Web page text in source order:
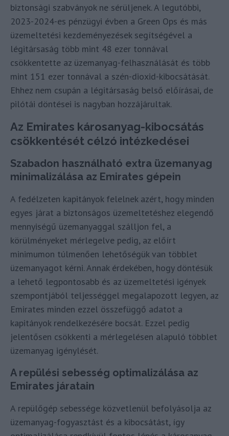
biztonsági szabványok ne sérüljenek. A legutóbbi,
2023-2024-es pénzügyi évben a Green Ops és más
üzemeltetési kezdeményezések segítségével a
légitársaság több mint 48 ezer tonnával
csökkentette az üzemanyag-felhasználását és több
mint 151 ezer tonnával a szén-dioxid-kibocsátását.
Ehhez nem csupán a légitársaság belső előírásai, de
pilótái döntései is nagyban hozzájárultak.
Az Emirates károsanyag-kibocsátás
csökkentését célzó intézkedései
Szabadon használható extra üzemanyag
minimalizálása az Emirates gépein
A fedélzeten kapitányok felelnek azért, hogy minden
egyes járat a biztonságos üzemeltetéshez elegendő
mennyiségű üzemanyaggal szálljon fel, a
körülményeket mérlegelve pedig, az előírt
minimumon túlmenően lehetőségük van többlet
üzemanyagot kérni. Annak érdekében, hogy döntésük
a lehető legpontosabb és az üzemeltetési igények
szempontjából teljességgel megalapozott legyen, az
Emirates minden ezzel összefüggő adatot a
kapitányok rendelkezésére bocsát. Ezzel pedig
jelentősen csökkenti a mérlegelésen alapuló többlet
üzemanyag igénylését.
A repülési sebesség optimalizálása az
Emirates járatain
A repülőgép sebessége közvetlenül befolyásolja az
üzemanyag-fogyasztást és a kibocsátást, így